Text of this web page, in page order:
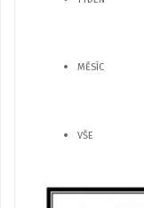
MĚSÍC
VŠE